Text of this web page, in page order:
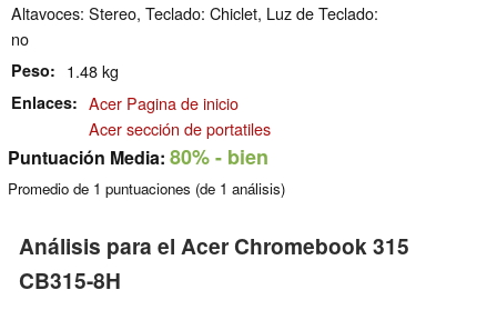
Altavoces: Stereo, Teclado: Chiclet, Luz de Teclado:
no
Peso 1.48 kg
Enlaces
Acer Pagina de inicio
Acer sección de portatiles
Puntuación Media: 80%- bien
Promedio de 1 puntuaciones (de 1 análisis)
Análisis para el Acer Chromebook 315
CB315-8H